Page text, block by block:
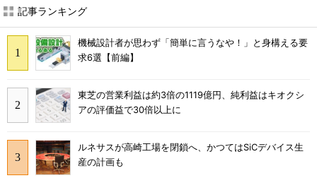
記事ランキング
機械設計者が思わず「簡単に言うなや！」と身構える要
求6選【前編】
東芝の営業利益は約3倍の1119億円、純利益はキオクシ
アの評価益で30倍以上に
ルネサスが高崎工場を閉鎖へ、かつてはSiCデバイス生
産の計画も